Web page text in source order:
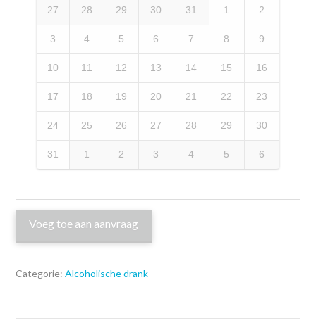
27 28 29 30 31 1 2
3 4 5 6 7 8 9
10 11 12 13 14 15 16
17 18 19 20 21 22 23
24 25 26 27 28 29 30
31 1 2 3 4 5 6
Voeg toe aan aanvraag
Categorie:Alcoholische drank